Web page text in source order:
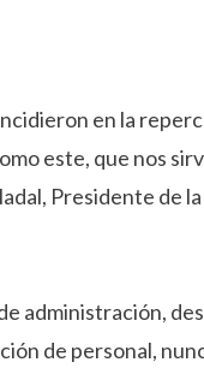
en la
este, que nos
Presidente de
administración,
de personal,